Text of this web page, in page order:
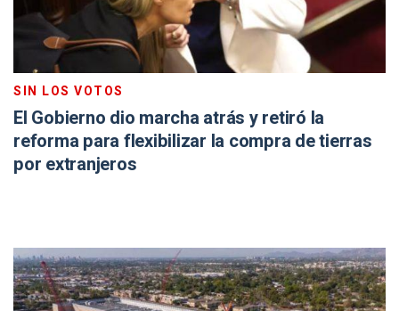
SIN LOS VOTOS
El Gobierno dio marcha atrás y retiró la
reforma para flexibilizar la compra de tierras
por extranjeros